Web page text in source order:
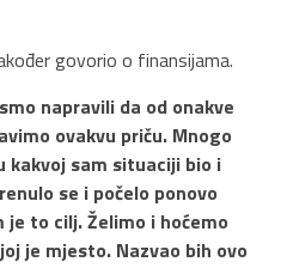
govorio o finansijama.
napravili da od onakve
ovakvu priču. Mnogo
kakvoj sam situaciji bio i
se i počelo ponovo
to cilj. Želimo i hoćemo
je mjesto. Nazvao bih ovo